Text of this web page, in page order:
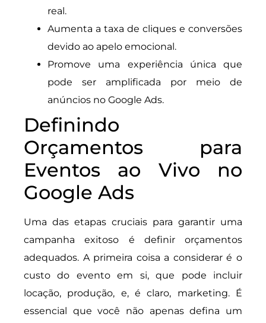
real.
Aumenta a taxa de cliques e conversões
devido ao apelo emocional.
Promove uma experiência única que
pode ser amplificada por meio de
anúncios no Google Ads.
Definindo
Orçamentos para
Eventos ao Vivo no
Google Ads
Uma das etapas cruciais para garantir uma
campanha exitoso é definir orçamentos
adequados. A primeira coisa a considerar é o
custo do evento em si, que pode incluir
locação, produção, e, é claro, marketing. É
essencial que você não apenas defina um